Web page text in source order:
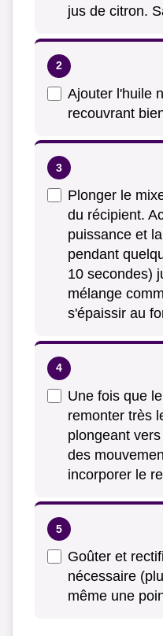
jus de citron.
Ajouter l'huile
recouvrant
Plonger le
du récipient.
puissance et
pendant
10 secondes)
mélange
s'épaissir au
Une fois que
remonter très
plongeant
des
incorporer le
Goûter et
nécessaire
même une